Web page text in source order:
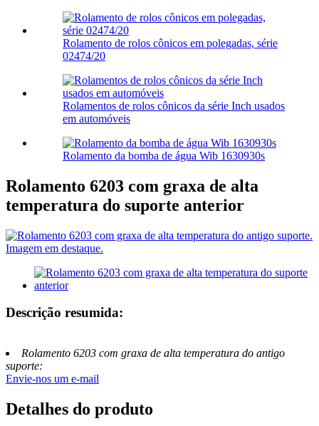
Rolamento de rolos cônicos em polegadas, série
02474/20
Rolamentos de rolos cônicos da série Inch usados
​​em automóveis
Rolamento da bomba de água Wib 1630930s
Rolamento 6203 com graxa de alta
temperatura do suporte anterior
Descrição resumida:
Rolamento 6203 com graxa de alta temperatura do antigo
suporte:
Envie-nos um e-mail
Detalhes do produto